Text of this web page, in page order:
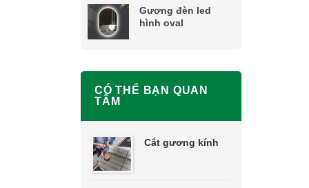
Gương đèn led
hình oval
CÓ THỂ BẠN QUAN
TÂM
Cắt gương kính